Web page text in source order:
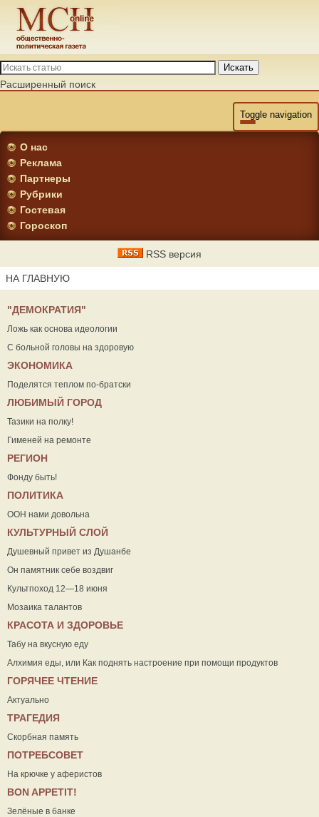
Искать
Расширенный поиск
Toggle navigation
О нас
Реклама
Партнеры
Рубрики
Гостевая
Гороскоп
RSS версия
НА ГЛАВНУЮ
"ДЕМОКРАТИЯ"
Ложь как основа идеологии
С больной головы на здоровую
ЭКОНОМИКА
Поделятся теплом по-братски
ЛЮБИМЫЙ ГОРОД
Тазики на полку!
Гименей на ремонте
РЕГИОН
Фонду быть!
ПОЛИТИКА
ООН нами довольна
КУЛЬТУРНЫЙ СЛОЙ
Душевный привет из Душанбе
Он памятник себе воздвиг
Культпоход 12—18 июня
Мозаика талантов
КРАСОТА И ЗДОРОВЬЕ
Табу на вкусную еду
Алхимия еды, или Как поднять настроение при помощи продуктов
ГОРЯЧЕЕ ЧТЕНИЕ
Актуально
ТРАГЕДИЯ
Скорбная память
ПОТРЕБСОВЕТ
На крючке у аферистов
ВON APPETIT!
Зелёные в банке